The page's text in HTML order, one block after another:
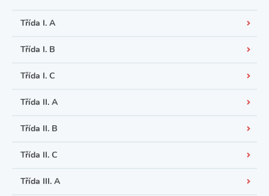
Třída I. A
Třída I. B
Třída I. C
Třída II. A
Třída II. B
Třída II. C
Třída III. A